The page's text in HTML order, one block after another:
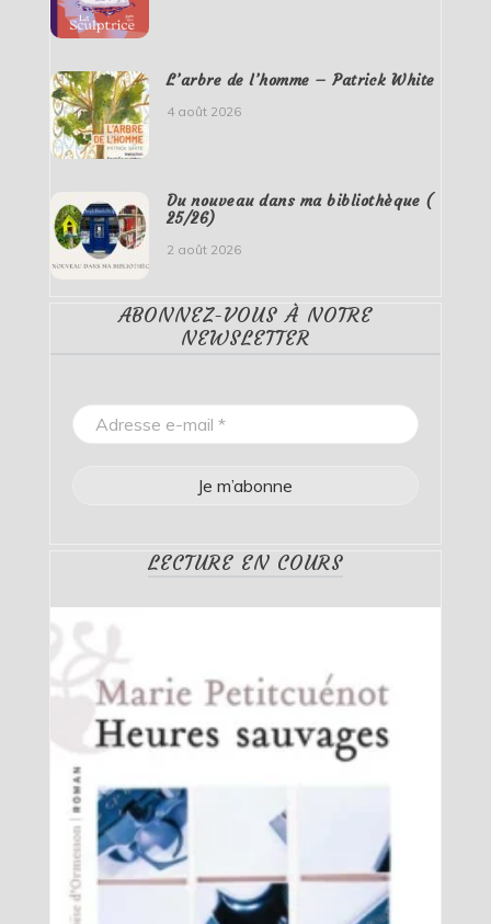
L’arbre de l’homme – Patrick White
4 août 2026
Du nouveau dans ma bibliothèque (
25/26)
2 août 2026
ABONNEZ-VOUS À NOTRE
NEWSLETTER
LECTURE EN COURS